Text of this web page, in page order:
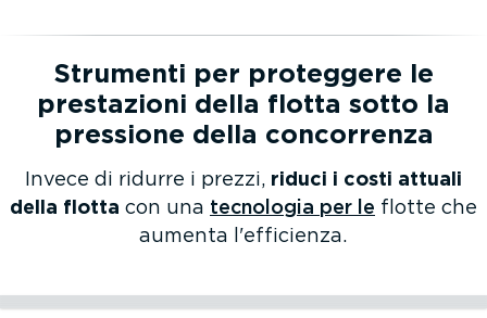
Strumenti per proteggere le
prestazioni della flotta sotto la
pressione della concorrenza
Invece di ridurre i prezzi, riduci i costi attuali
della flotta con una tecnologia per le flotte che
aumenta l'efficienza.
TPMS
Localiz­za­zione della flotta aziendale
Ulteriori infor­ma­zioni⁠
Report CO2
Ulteriori infor­ma­zioni⁠